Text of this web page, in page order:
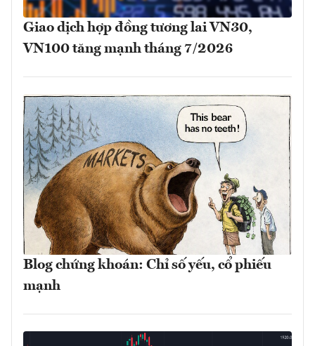
Giao dịch hợp đồng tương lai VN30,
VN100 tăng mạnh tháng 7/2026
Blog chứng khoán: Chỉ số yếu, cổ phiếu
mạnh